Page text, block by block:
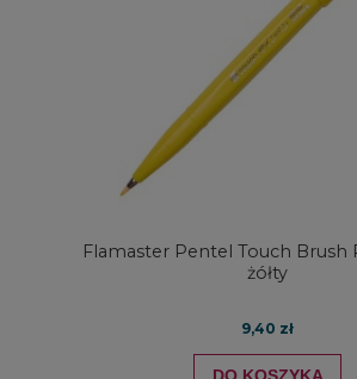
Flamaster Pentel Touch Brush
żółty
9,40 zł